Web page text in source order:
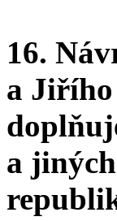
16.
a Jiřího
a